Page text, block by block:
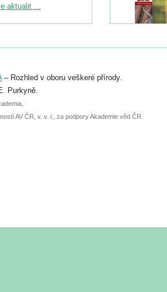
ke konferenci
do 6. září.
přednášky nebo
aktualit ...
– Rozhled v oboru veškeré přírody.
Purkyně.
AV ČR, v. v. i., za podpory Akademie věd ČR.